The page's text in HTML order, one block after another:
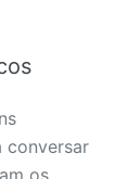
conversar